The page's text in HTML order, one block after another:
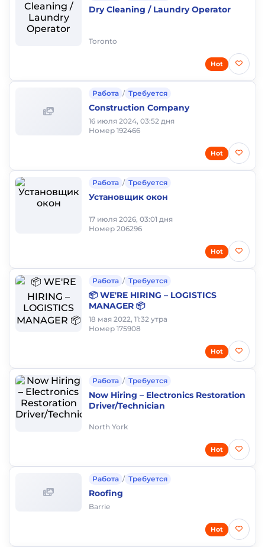
Dry Cleaning / Laundry Operator
Toronto
Hot
Работа / Требуется
Construction Company
16 июля 2024, 03:52 дня
Номер 192466
Hot
Работа / Требуется
Установщик окон
17 июля 2026, 03:01 дня
Номер 206296
Hot
Работа / Требуется
📦 WE'RE HIRING – LOGISTICS
MANAGER 📦
18 мая 2022, 11:32 утра
Номер 175908
Hot
Работа / Требуется
Now Hiring – Electronics Restoration
Driver/Technician
North York
Hot
Работа / Требуется
Roofing
Barrie
Hot